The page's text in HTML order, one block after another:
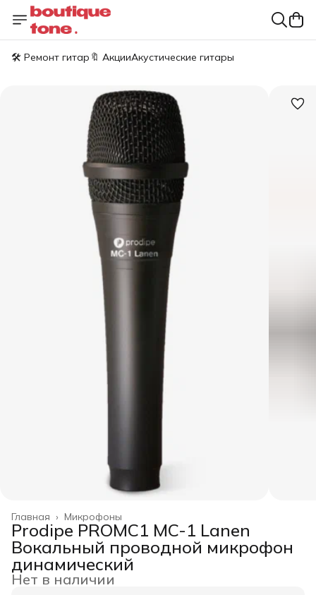
🛠️ Ремонт гитар 🔖 АкцииАкустические гитары
Микрофоны
Главная ›
Prodipe PROMC1 MC-1 Lanen
Вокальный проводной микрофон
динамический
Нет в наличии